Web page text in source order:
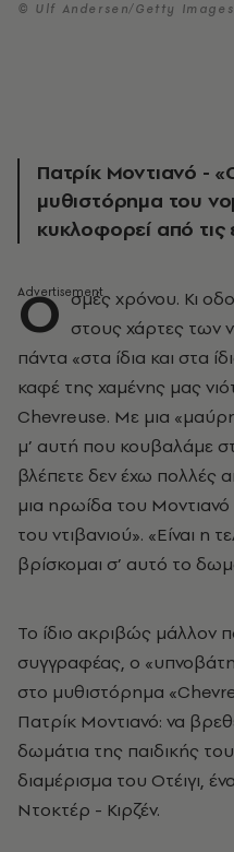
© Ulf Andersen/Getty
Πατρίκ Μοντιανό -
μυθιστόρημα του
κυκλοφορεί από τις
Ο σμές χρόνου. Κι
στους χάρτες των
πάντα «στα ίδια και στα
καφέ της χαμένης μας
Chevreuse. Με μια
μ’ αυτή που κουβαλάμε
βλέπετε δεν έχω πολλές
μια ηρωίδα του Μοντιανό
του ντιβανιού». «Είναι η
βρίσκομαι σ’ αυτό το
Το ίδιο ακριβώς μάλλον
συγγραφέας, ο
στο μυθιστόρημα
Πατρίκ Μοντιανό: να
δωμάτια της παιδικής
διαμέρισμα του Οτέιγι,
Ντοκτέρ - Κιρζέν.